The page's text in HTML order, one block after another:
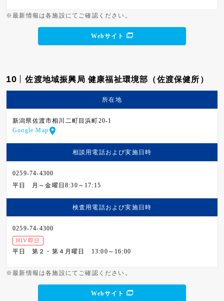
※最新情報は各施設にてご確認ください。
Webサイト
10 佐渡地域振興局 健康福祉環境部（佐渡保健所）
所在地
新潟県佐渡市相川二町目浜町20-1
Google Map
相談用電話および実施日時
0259-74-4300
平日
月～金曜日8:30～17:15
検査用電話および実施日時
0259-74-4300
HIV即日
平日 第２・第４月曜日 13:00～16:00
※最新情報は各施設にてご確認ください。
Webサイト